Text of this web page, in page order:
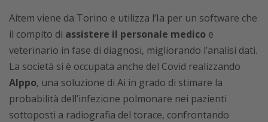
Aitem viene da Torino e utilizza l’Ia per un software che
il compito di assistere il personale medico e
veterinario in fase di diagnosi, migliorando l’analisi dati.
La società si è occupata anche del Covid realizzando
AIppo, una soluzione di Ai in grado di stimare la
probabilità dell’infezione polmonare nei pazienti
sottoposti a radiografia del torace, confrontando